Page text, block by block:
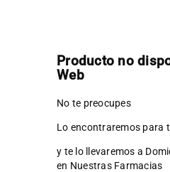
Producto no
Web
No te preocupes
Lo encontraremos para
y te lo llevaremos a
en Nuestras Farmacias